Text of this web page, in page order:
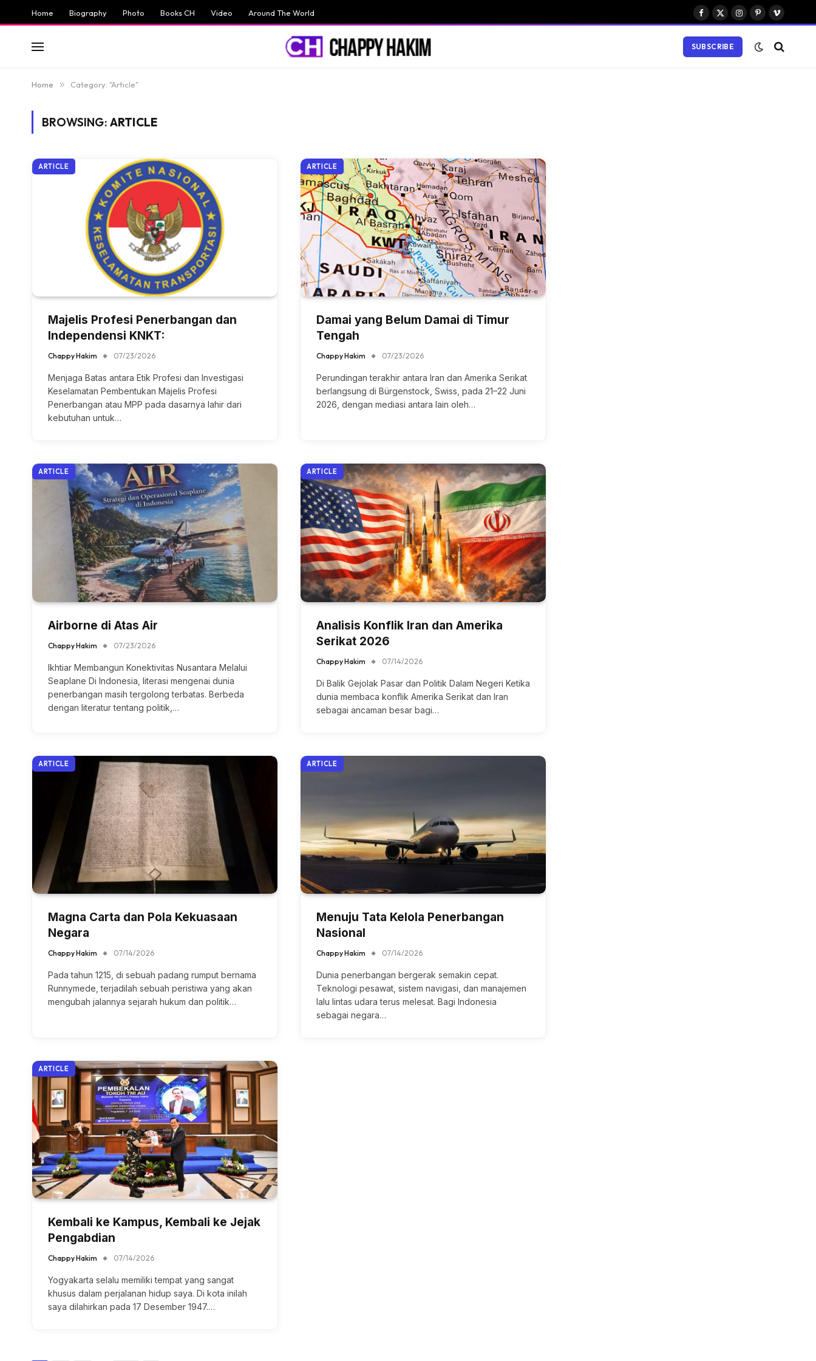
Home Biography Photo Books CH Video Around The World
Facebook
X
Instagram
PinterestVimeo
SUBSCRIBE
Home » Category: "Article"
BROWSING: ARTICLE
ARTICLE
Majelis Profesi Penerbangan dan
Independensi KNKT:
Chappy Hakim 07/23/2026
Menjaga Batas antara Etik Profesi dan Investigasi
Keselamatan Pembentukan Majelis Profesi
Penerbangan atau MPP pada dasarnya lahir dari
kebutuhan untuk…
ARTICLE
Damai yang Belum Damai di Timur
Tengah
Chappy Hakim 07/23/2026
Perundingan terakhir antara Iran dan Amerika Serikat
berlangsung di Bürgenstock, Swiss, pada 21–22 Juni
2026, dengan mediasi antara lain oleh…
ARTICLE
Airborne di Atas Air
Chappy Hakim 07/23/2026
Ikhtiar Membangun Konektivitas Nusantara Melalui
Seaplane Di Indonesia, literasi mengenai dunia
penerbangan masih tergolong terbatas. Berbeda
dengan literatur tentang politik,…
ARTICLE
Analisis Konflik Iran dan Amerika
Serikat 2026
Chappy Hakim 07/14/2026
Di Balik Gejolak Pasar dan Politik Dalam Negeri Ketika
dunia membaca konflik Amerika Serikat dan Iran
sebagai ancaman besar bagi…
ARTICLE
Magna Carta dan Pola Kekuasaan
Negara
Chappy Hakim 07/14/2026
Pada tahun 1215, di sebuah padang rumput bernama
Runnymede, terjadilah sebuah peristiwa yang akan
mengubah jalannya sejarah hukum dan politik…
ARTICLE
Menuju Tata Kelola Penerbangan
Nasional
Chappy Hakim 07/14/2026
Dunia penerbangan bergerak semakin cepat.
Teknologi pesawat, sistem navigasi, dan manajemen
lalu lintas udara terus melesat. Bagi Indonesia
sebagai negara…
ARTICLE
Kembali ke Kampus, Kembali ke Jejak
Pengabdian
Chappy Hakim 07/14/2026
Yogyakarta selalu memiliki tempat yang sangat
khusus dalam perjalanan hidup saya. Di kota inilah
saya dilahirkan pada 17 Desember 1947.…